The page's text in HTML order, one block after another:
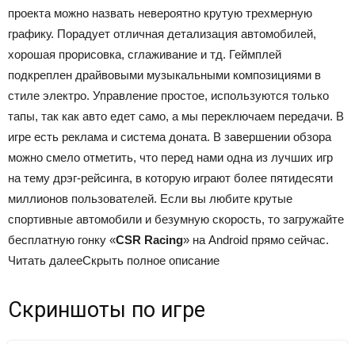
проекта можно назвать невероятно крутую трехмерную
графику. Порадует отличная детализация автомобилей,
хорошая прорисовка, сглаживание и тд. Геймплей
подкреплен драйвовыми музыкальными композициями в
стиле электро. Управление простое, используются только
тапы, так как авто едет само, а мы переключаем передачи. В
игре есть реклама и система доната. В завершении обзора
можно смело отметить, что перед нами одна из лучших игр
на тему дрэг-рейсинга, в которую играют более пятидесяти
миллионов пользователей. Если вы любите крутые
спортивные автомобили и безумную скорость, то загружайте
бесплатную гонку «CSR Racing» на Android прямо сейчас.
Читать далееСкрыть полное описание
Скриншоты по игре